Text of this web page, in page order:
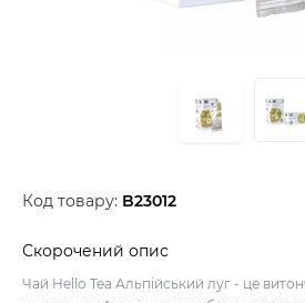
Код товару: B23012
Скорочений опис
Чай Hello Tea Альпійський луг - це